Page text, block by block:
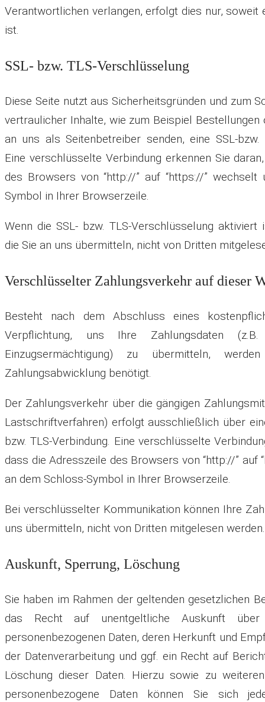
Verantwortlichen verlangen, erfolgt dies nur, soweit
ist.
SSL- bzw. TLS-Verschlüsselung
Diese Seite nutzt aus Sicherheitsgründen und zum
vertraulicher Inhalte, wie zum Beispiel Bestellungen
an uns als Seitenbetreiber senden, eine SSL-bzw.
Eine verschlüsselte Verbindung erkennen Sie
des Browsers von “http://” auf “https://” wechselt
Symbol in Ihrer Browserzeile.
Wenn die SSL- bzw. TLS-Verschlüsselung aktiviert
die Sie an uns übermitteln, nicht von Dritten
Verschlüsselter Zahlungsverkehr auf dieser
Besteht nach dem Abschluss eines
Verpflichtung, uns Ihre Zahlungsdaten
Einzugsermächtigung) zu übermitteln,
Zahlungsabwicklung benötigt.
Der Zahlungsverkehr über die gängigen
Lastschriftverfahren) erfolgt ausschließlich über
bzw. TLS-Verbindung. Eine verschlüsselte
dass die Adresszeile des Browsers von “http://” auf
an dem Schloss-Symbol in Ihrer Browserzeile.
Bei verschlüsselter Kommunikation können Ihre
uns übermitteln, nicht von Dritten mitgelesen werden.
Auskunft, Sperrung, Löschung
Sie haben im Rahmen der geltenden gesetzlichen
das Recht auf unentgeltliche Auskunft über
personenbezogenen Daten, deren Herkunft und
der Datenverarbeitung und ggf. ein Recht auf
Löschung dieser Daten. Hierzu sowie zu
personenbezogene Daten können Sie sich